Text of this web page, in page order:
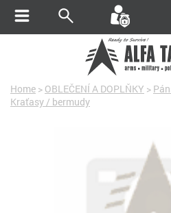
Home > OBLEČENÍ A DOPLŇKY >
Kraťasy / bermudy